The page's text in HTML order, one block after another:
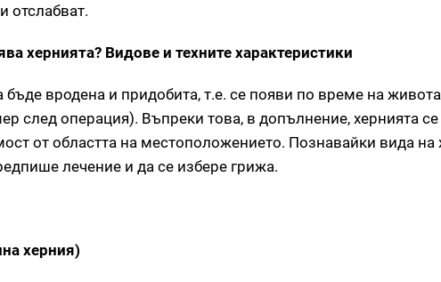
отслабват.
хернията? Видове и техните характеристики
вродена и придобита, т.е. се появи по време на
след операция). Въпреки това, в допълнение, хернията
от областта на местоположението. Познавайки вида
лечение и да се избере грижа.
херния)